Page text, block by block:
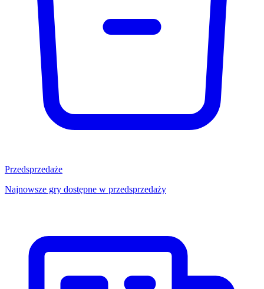
Przedsprzedaże
Najnowsze gry dostępne w przedsprzedaży